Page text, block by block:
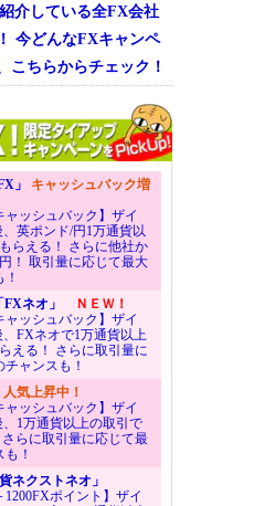
介している全FX会社
今どんなFXキャンペ
こちらからチェック！
」 キャッシュバック増
ャッシュバック】ザイ
英ポンド/円1万通貨以
らえる！ さらに他社か
！ 取引量に応じて最大
ネオ」
ＮＥＷ！
ャッシュバック】ザイ
FXネオで1万通貨以上
える！ さらに取引量に
ャンスも！
人気上昇中！
ャッシュバック】ザイ
1万通貨以上の取引で
らに取引量に応じて最
！
ネクストネオ」
1200FXポイント】ザイ